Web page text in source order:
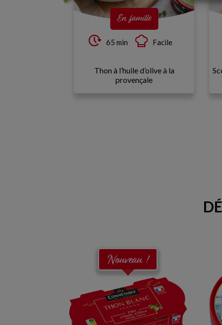
En famille
65 min Facile
Thon à l’huile d’olive à la
provençale
Nouveau !